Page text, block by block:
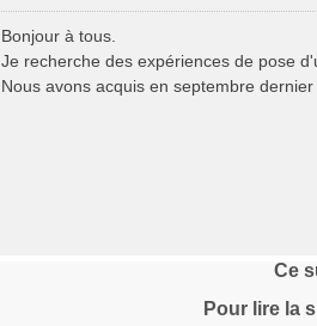
e
a
g
Bonjour à tous.
Je recherche des expériences de pose
Nous avons acquis en septembre dernier
Ce
Pour lire la